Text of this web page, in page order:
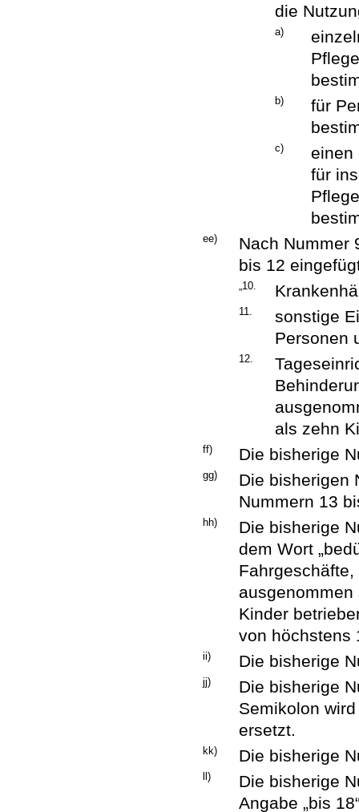
die
a)
b)
für
c)
einen
für
ee)
Nach Nummer
bis 12
„10.
11.
sonstige
Personen
12.
als zehn
ff) Die bisherige
gg)
Die bisherigen
Nummern 13
hh)
Die bisherige
dem Wort
Kinder
von höchstens
ii) Die bisherige
jj)
Die bisherige
Semikolon
ersetzt.
kk) Die bisherige
ll)
Die bisherige
Angabe „bis